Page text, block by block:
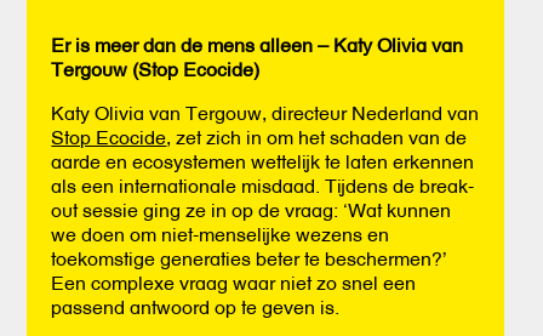
Er is meer dan de mens alleen – Katy Olivia van
Tergouw (Stop Ecocide)
Katy Olivia van Tergouw, directeur Nederland van
Stop Ecocide, zet zich in om het schaden van de
aarde en ecosystemen wettelijk te laten erkennen
als een internationale misdaad. Tijdens de break-
out sessie ging ze in op de vraag: ‘Wat kunnen
we doen om niet-menselijke wezens en
toekomstige generaties beter te beschermen?’
Een complexe vraag waar niet zo snel een
passend antwoord op te geven is.